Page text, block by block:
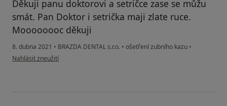
Děkuji panu doktorovi a setričce zase se můžu
smát. Pan Doktor i setrička maji zlate ruce.
Moooooooc děkuji
8. dubna 2021 • BRAZDA DENTAL s.r.o. • ošetření zubního kazu •
podle názoru uživatele Věra Šimoníkova
Nahlásit zneužití